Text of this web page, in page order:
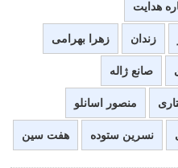
هدایت
زندان زهرا بهرامی
صانع ژاله
منصور اسانلو
نسرین ستوده هفت سین